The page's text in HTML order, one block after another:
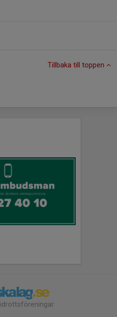
Tillbaka till toppen
idrottsföreningar